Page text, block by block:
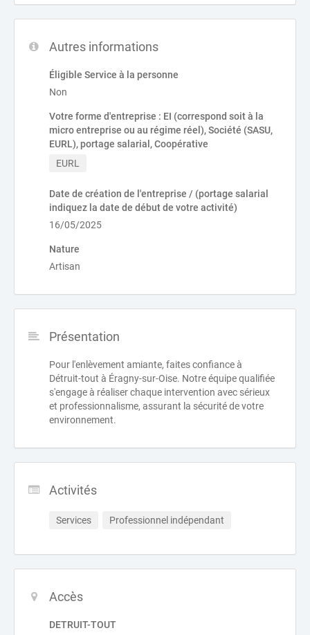
Autres informations
Éligible Service à la personne
Non
Votre forme d'entreprise : EI (correspond soit à la
micro entreprise ou au régime réel), Société (SASU,
EURL), portage salarial, Coopérative
EURL
Date de création de l'entreprise / (portage salarial
indiquez la date de début de votre activité)
16/05/2025
Nature
Artisan
Présentation
Pour l'enlèvement amiante, faites confiance à
Détruit-tout à Éragny-sur-Oise. Notre équipe qualifiée
s'engage à réaliser chaque intervention avec sérieux
et professionnalisme, assurant la sécurité de votre
environnement.
Activités
Services Professionnel indépendant
Accès
DETRUIT-TOUT